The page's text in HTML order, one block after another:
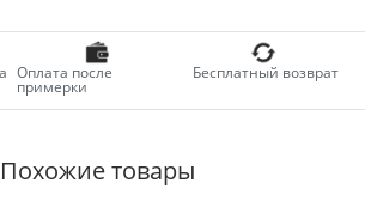
Оплата после
примерки
Бесплатный возврат
Похожие товары